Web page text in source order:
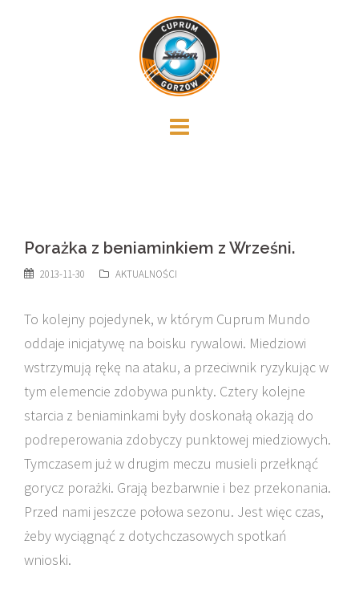
Porażka z beniaminkiem z Wrześni.
2013-11-30 AKTUALNOŚCI
To kolejny pojedynek, w którym Cuprum Mundo
oddaje inicjatywę na boisku rywalowi. Miedziowi
wstrzymują rękę na ataku, a przeciwnik ryzykując w
tym elemencie zdobywa punkty. Cztery kolejne
starcia z beniaminkami były doskonałą okazją do
podreperowania zdobyczy punktowej miedziowych.
Tymczasem już w drugim meczu musieli przełknąć
gorycz porażki. Grają bezbarwnie i bez przekonania.
Przed nami jeszcze połowa sezonu. Jest więc czas,
żeby wyciągnąć z dotychczasowych spotkań
wnioski.